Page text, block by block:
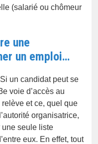
(salarié ou chômeur
une
un emploi…
un candidat peut se
voie d’accès au
et ce, quel que
organisatrice,
une seule liste
eux. En effet, tout